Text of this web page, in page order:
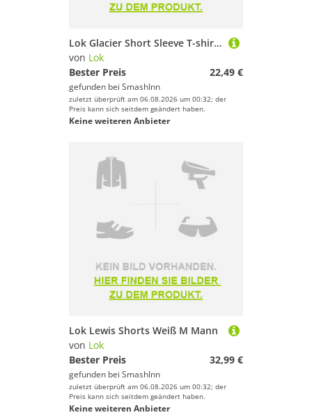
Lok Glacier Short Sleeve T-shirt Weiß M Frau
von Lok
Bester Preis
22,49 €
gefunden bei SmashInn
zuletzt überprüft am 06.08.2026 um 00:32; der
Preis kann sich seitdem geändert haben.
Keine weiteren Anbieter
Lok Lewis Shorts Weiß M Mann
von Lok
Bester Preis
32,99 €
gefunden bei SmashInn
zuletzt überprüft am 06.08.2026 um 00:32; der
Preis kann sich seitdem geändert haben.
Keine weiteren Anbieter